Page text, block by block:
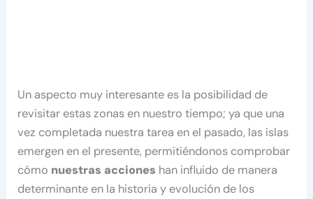
Un aspecto muy interesante es la posibilidad de
revisitar estas zonas en nuestro tiempo; ya que una
vez completada nuestra tarea en el pasado, las islas
emergen en el presente, permitiéndonos comprobar
cómo nuestras acciones han influido de manera
determinante en la historia y evolución de los